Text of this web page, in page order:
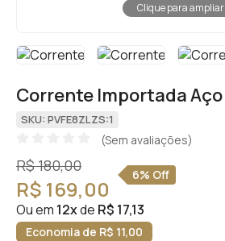
Clique para ampliar
Corrente Importada Aço
SKU: PVFE8ZLZS:1
(Sem avaliações)
R$ 180,00
R$ 169,00
6% Off
Ou em 12xde R$ 17,13
Economia de R$ 11,00